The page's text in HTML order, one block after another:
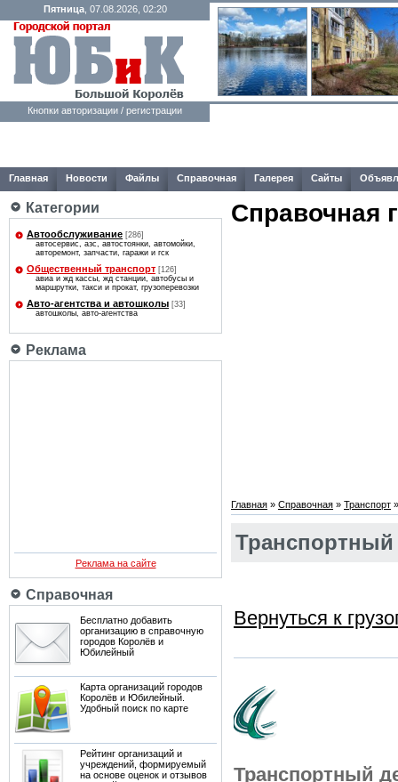
Пятница, 07.08.2026, 02:20
Кнопки авторизации / регистрации
Главная Новости Файлы Справочная Галерея Сайты
Категории
Автообслуживание [286]
автосервис, азс, автостоянки, автомойки,
авторемонт, запчасти, гаражи и гск
Общественный транспорт [126]
авиа и жд кассы, жд станции, автобусы и
маршрутки, такси и прокат, грузоперевозки
Авто-агентcтва и автошколы [33]
автошколы, авто-агентcтва
Реклама
Реклама на сайте
Справочная
Бесплатно добавить
организацию в справочную
городов Королёв и
Юбилейный
Карта организаций городов
Королёв и Юбилейный.
Удобный поиск по карте
Рейтинг организаций и
учреждений, формируемый
на основе оценок и отзывов
Справочная
Главная » Справочная » Транспорт
Вернуться к
Транспортный